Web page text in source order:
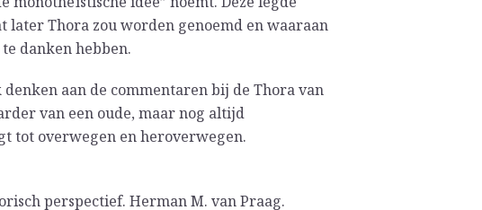
Thora zou worden genoemd en waaraan
danken hebben.
aan de commentaren bij de Thora van
van een oude, maar nog altijd
tot overwegen en heroverwegen.
perspectief. Herman M. van Praag.